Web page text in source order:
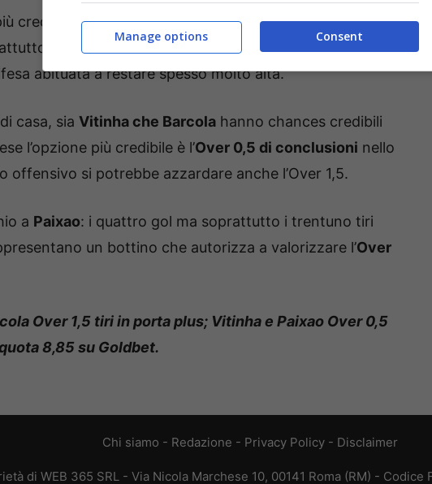
credibile a mettere a segno almeno un gol è il solito
quando ha spazio da attaccare, l’ex Barcellona
abituata a restare spesso molto alta.
casa, sia Vitinha che Barcola hanno chances credibili
l’opzione più credibile è l’Over 0,5 di conclusioni nello
offensivo si potrebbe azzardare anche l’Over 1,5.
a Paixao: i quattro gol ma soprattutto i trentuno tiri
un bottino che autorizza a valorizzare l’Over
Over 1,5 tiri in porta plus; Vitinha e Paixao Over 0,5
8,85 su Goldbet.
Chi siamo - Redazione - Privacy Policy - Disclaimer
di WEB 365 SRL - Via Nicola Marchese 10, 00141 Roma (RM) - Codice
Consent
Manage options